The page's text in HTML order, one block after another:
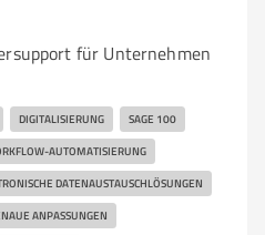
für Unternehmen
DIGITALISIERUNG SAGE 100
AUTOMATISIERUNG
DATENAUSTAUSCHLÖSUNGEN
ANPASSUNGEN